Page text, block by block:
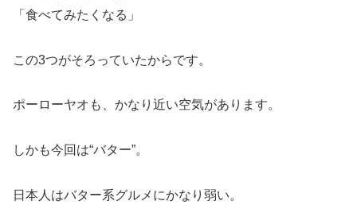
「食べてみたくなる」
この3つがそろっていたからです。
ポーローヤオも、かなり近い空気があります。
しかも今回は“バター”。
日本人はバター系グルメにかなり弱い。